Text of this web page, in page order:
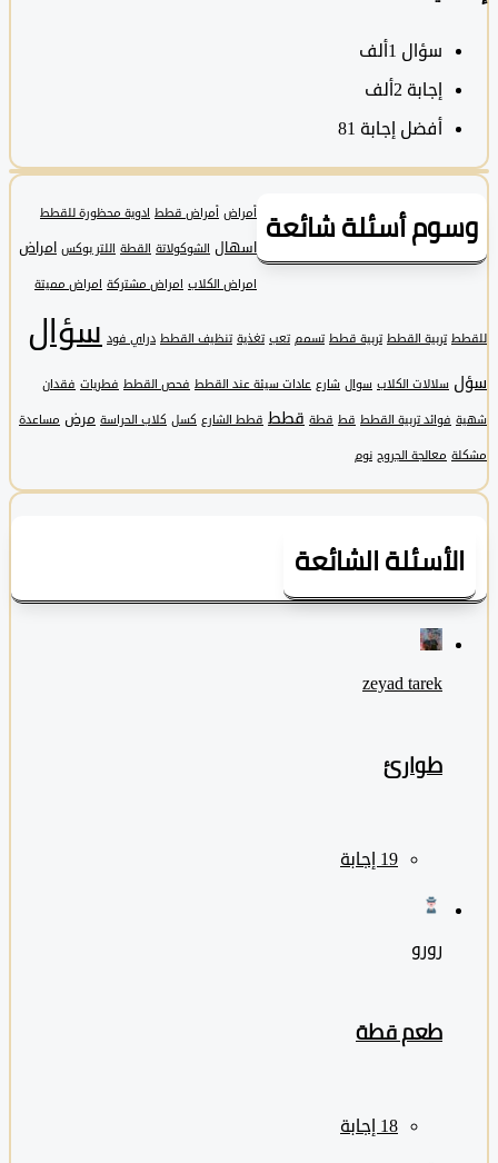
سؤال1ألف
‫إجابة 2ألف
أفضل إجابة 81
أسئلة شائعة أمراض قطط ادوية محظورة للقطط
اسهال الشوكولاتة القطة اللتر بوكس امراض
امراض الكلاب امراض مشتركة امراض مميتة
تربية القطط تربية قطط تسمم تعب تغذية تنظيف القطط دراي فود سؤال
سلالات الكلاب سوال شارع عادات سيئة عند القطط فحص القطط فطريات فقدان
فوائد تربية القطط قط قطة قطط قطط الشارع كسل كلاب الحراسة مرض مساعدة
معالجة الجروح نوم
الشائعة
zeyad ‎tarek
طوارئ
طعم قطة